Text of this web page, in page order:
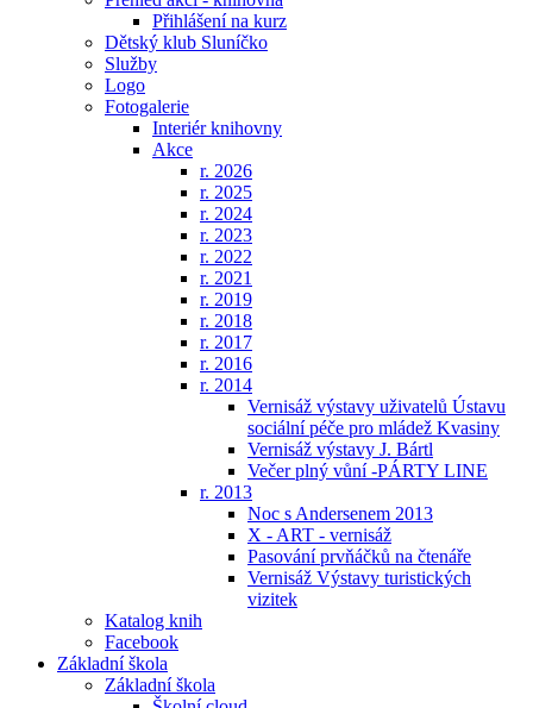
Přihlášení na kurz
Dětský klub Sluníčko
Služby
Logo
Fotogalerie
Interiér knihovny
Akce
r. 2026
r. 2025
r. 2024
r. 2023
r. 2022
r. 2021
r. 2019
r. 2018
r. 2017
r. 2016
r. 2014
Vernisáž výstavy uživatelů Ústavu
sociální péče pro mládež Kvasiny
Vernisáž výstavy J. Bártl
Večer plný vůní -PÁRTY LINE
r. 2013
Noc s Andersenem 2013
X - ART - vernisáž
Pasování prvňáčků na čtenáře
Vernisáž Výstavy turistických
vizitek
Katalog knih
Facebook
Základní škola
Základní škola